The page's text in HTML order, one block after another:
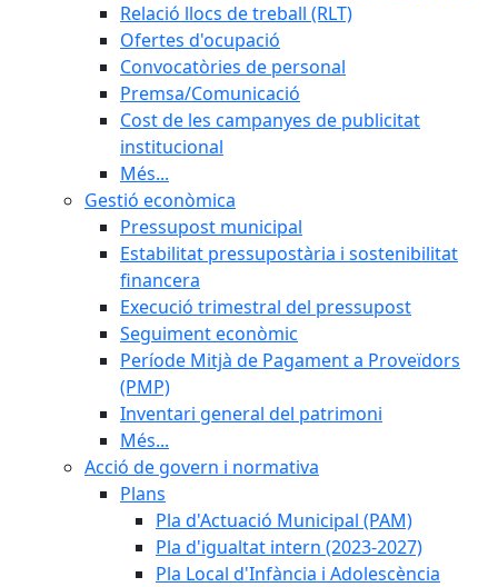
Relació llocs de treball (RLT)
Ofertes d'ocupació
Convocatòries de personal
Premsa/Comunicació
Cost de les campanyes de publicitat
institucional
Més...
Gestió econòmica
Pressupost municipal
Estabilitat pressupostària i sostenibilitat
financera
Execució trimestral del pressupost
Seguiment econòmic
Període Mitjà de Pagament a Proveïdors
(PMP)
Inventari general del patrimoni
Més...
Acció de govern i normativa
Plans
Pla d'Actuació Municipal (PAM)
Pla d'igualtat intern (2023-2027)
Pla Local d'Infància i Adolescència